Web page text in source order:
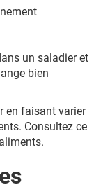
un saladier et
bien
en faisant varier
Consultez ce